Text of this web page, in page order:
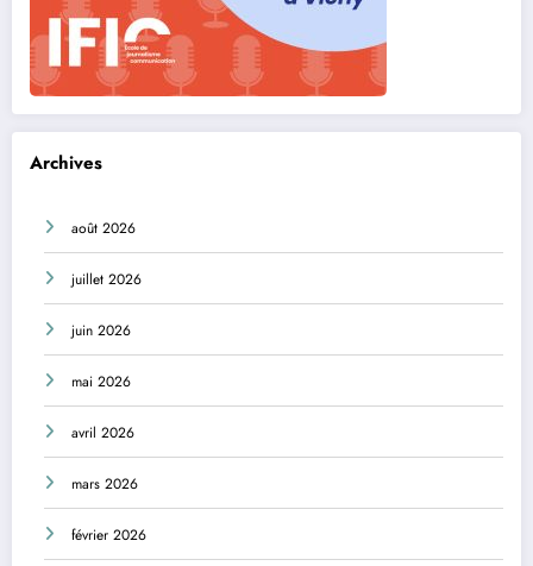
Archives
août 2026
juillet 2026
juin 2026
mai 2026
avril 2026
mars 2026
février 2026